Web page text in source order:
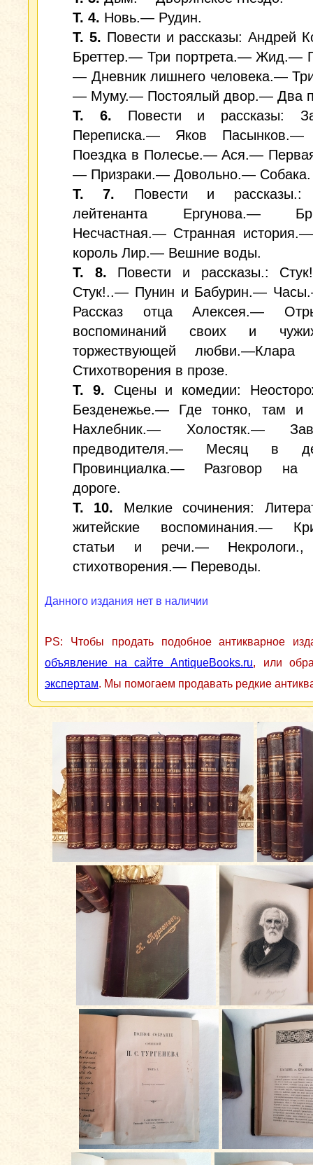
Т. 4. Новь.— Рудин.
Т. 5. Повести и рассказы: Андрей
Бреттер.— Три портрета.— Жид.—
— Дневник лишнего человека.—
— Муму.— Постоялый двор.— Два
Т. 6. Повести и рассказы:
Переписка.— Яков Пасынков.—
Поездка в Полесье.— Ася.—
— Призраки.— Довольно.— Собака.
Т. 7. Повести и рассказы.:
лейтенанта Ергунова.—
Несчастная.— Странная
король Лир.— Вешние воды.
Т. 8. Повести и рассказы.:
Стук!..— Пунин и Бабурин.—
Рассказ отца Алексея.—
воспоминаний своих и
торжествующей любви.—Клара
Стихотворения в прозе.
Т. 9. Сцены и комедии:
Безденежье.— Где тонко, там и
Нахлебник.— Холостяк.—
предводителя.— Месяц в
Провинциалка.— Разговор на
дороге.
Т. 10. Мелкие сочинения:
житейские воспоминания.—
статьи и речи.— Некрологи.,
стихотворения.— Переводы.
Данного издания нет в наличии
PS: Чтобы продать подобное антикварное
объявление на сайте AntiqueBooks.ru, или
экспертам. Мы помогаем продавать редкие